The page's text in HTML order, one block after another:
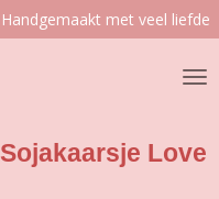
Handgemaakt met veel liefde
Sojakaarsje Love